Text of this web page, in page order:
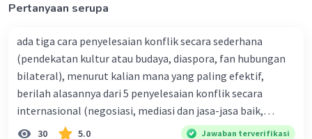
telah terjadi lebih lama daripada hubungan
dengan orang-orang Arab.
Namun, perlu diingat bahwa teori Gujarat juga
memilikikekurangan, yaitu tidak
mempertimbangkan pengaruh agama-agama
lain seperti Hindu-Buddha dalam proses
penyebaran Islam di Indonesia. Meskipun
Pertanyaan serupa
ada tiga cara penyelesaian konflik secara sederhana
(pendekatan kultur atau budaya, diaspora, fan hubungan
bilateral), menurut kalian mana yang paling efektif,
berilah alasannya dari 5 penyelesaian konflik secara
internasional (negosiasi, mediasi dan jasa-jasa baik,
konsiliasi, penyelidikan, dan penyelesaian di bawah
30 5.0 Jawaban terverifikasi